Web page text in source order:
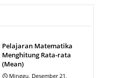
Pelajaran Matematika
Menghitung Rata-rata
(Mean)
Minggu, Desember 21,